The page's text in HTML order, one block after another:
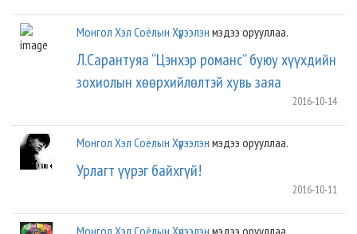
Монгол Хэл Соёлын Хүрээлэн мэдээ орууллаа.
Л.Сарантуяа “Цэнхэр романс” буюу хүүхдийн
зохиолын хөөрхийлөлтэй хувь заяа
2016-10-14
Монгол Хэл Соёлын Хүрээлэн мэдээ орууллаа.
Урлагт үүрэг байхгүй!
2016-10-11
Монгол Хэл Соёлын Хүрээлэн мэдээ орууллаа.